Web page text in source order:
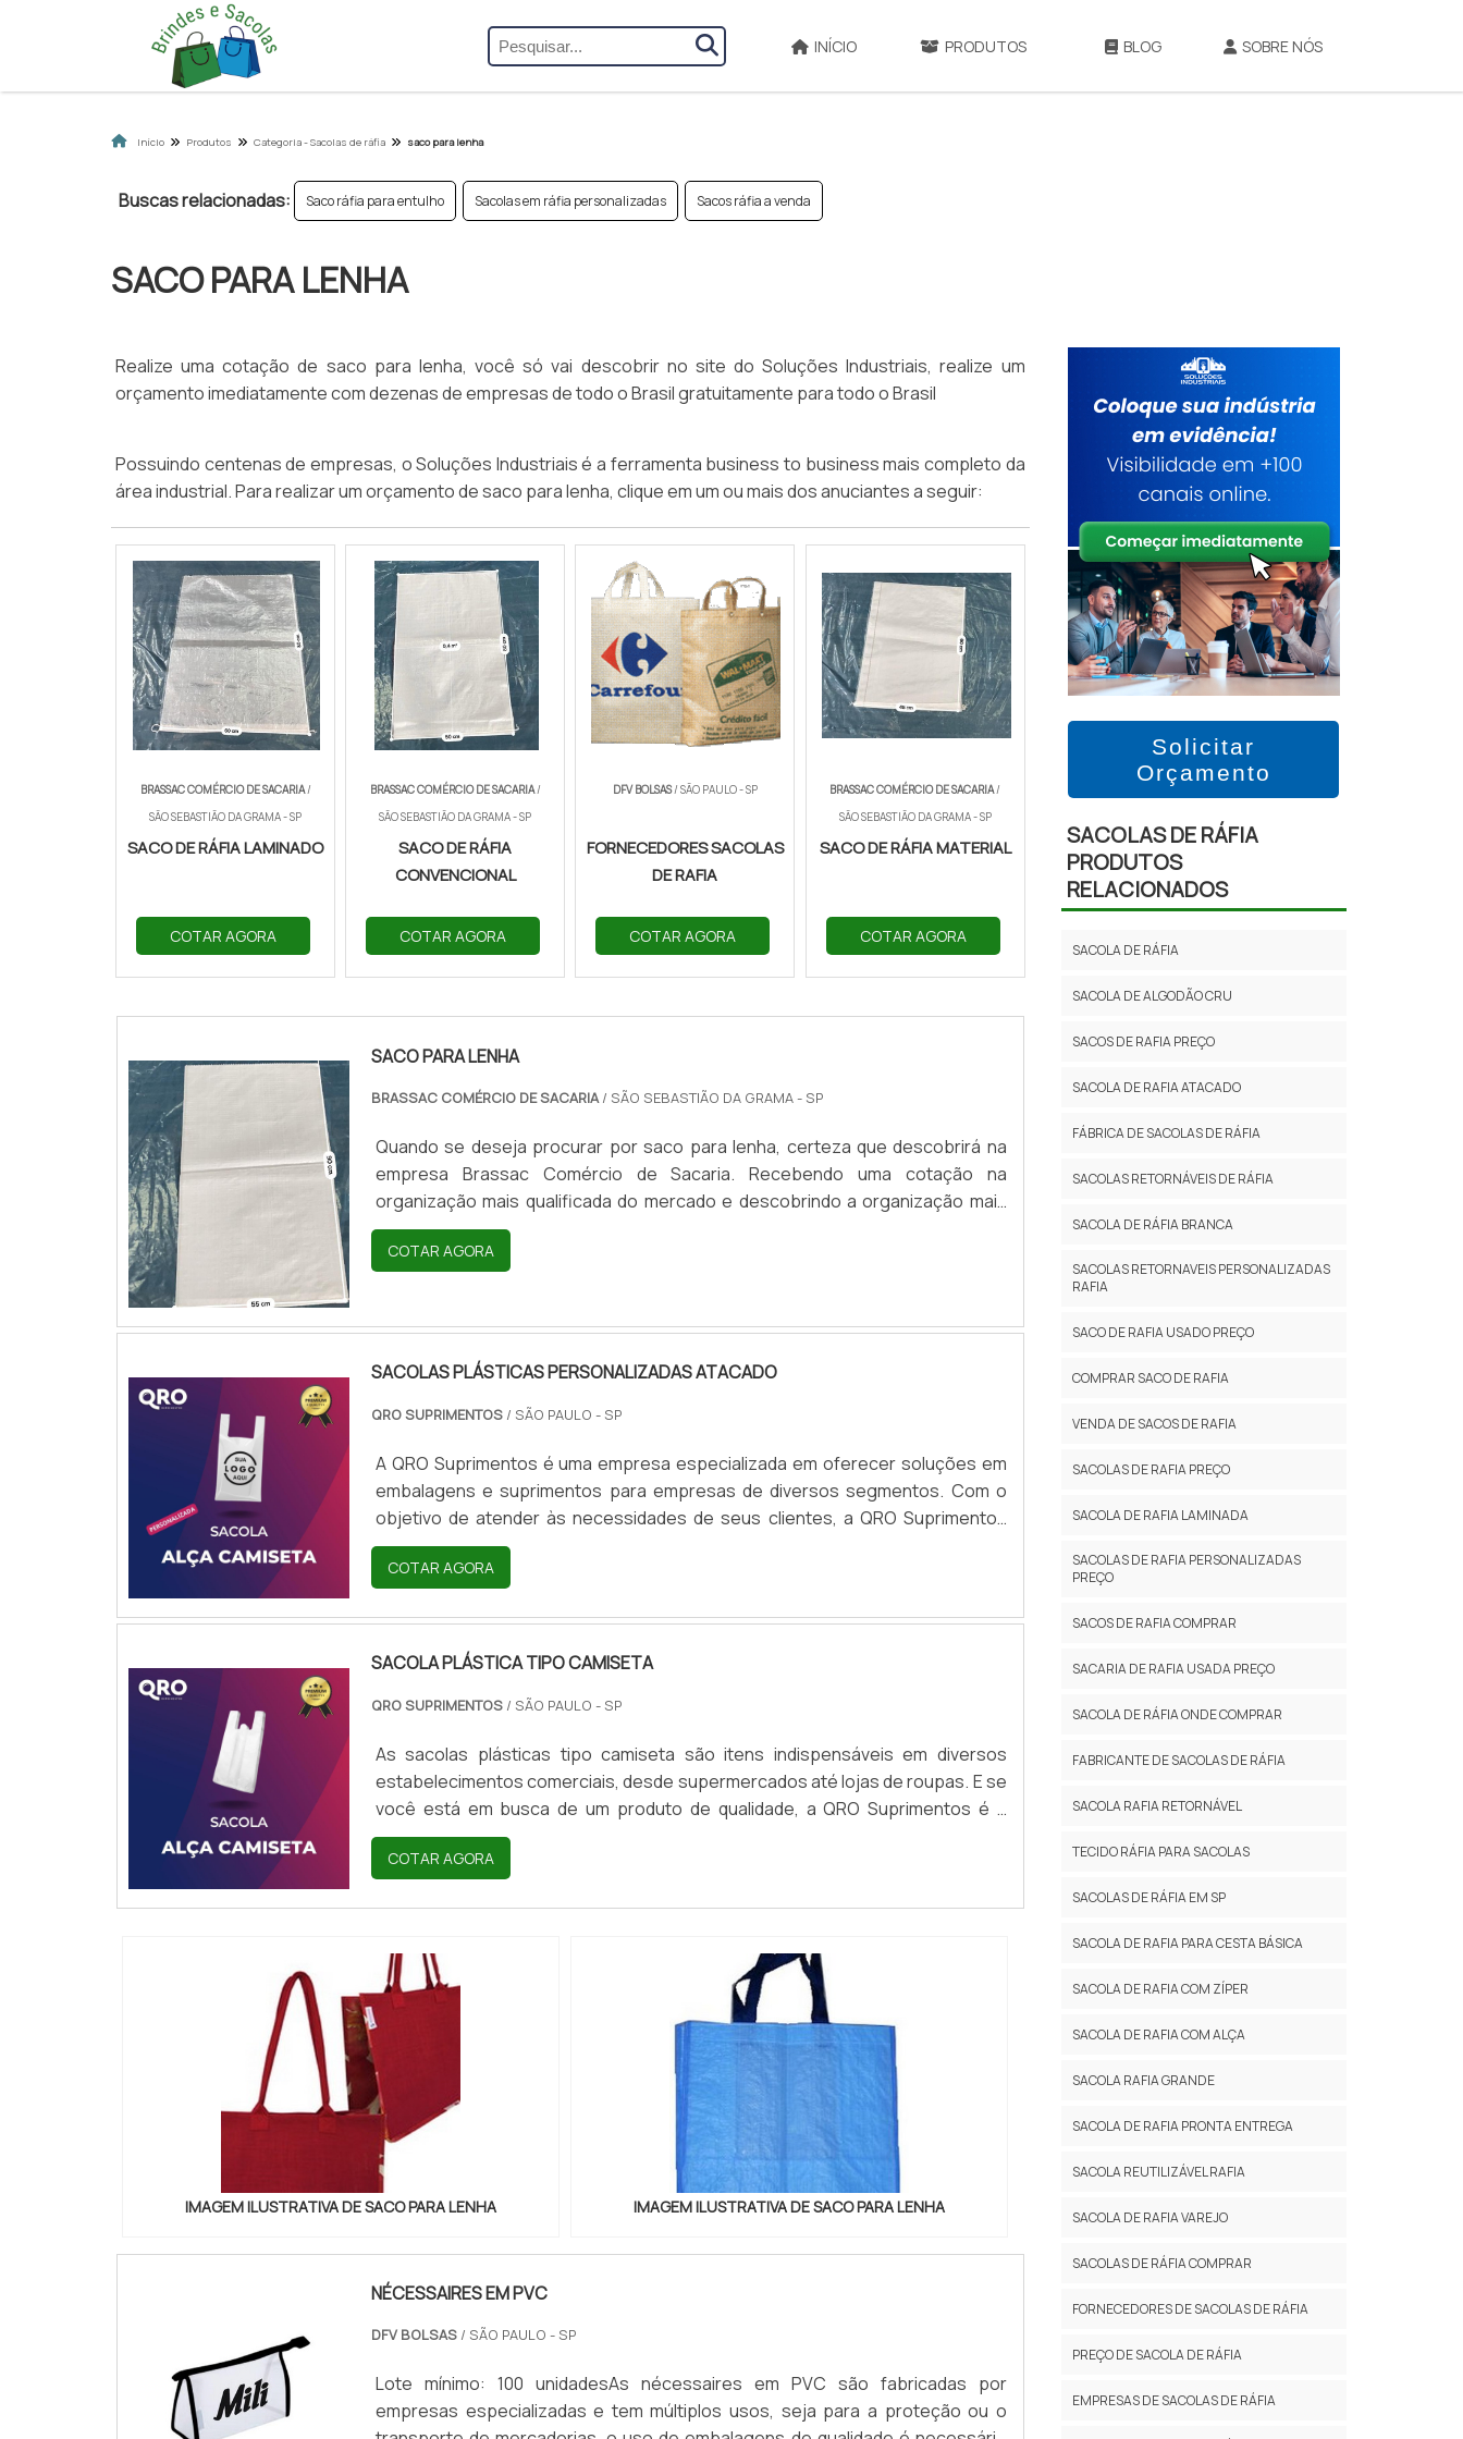
INÍCIO PRODUTOS BLOG SOBRE NÓS
Início Produtos Categoria - Sacolas de ráfia saco para lenha
Buscas relacionadas: Saco ráfia para entulho Sacolas em ráfia personalizadas Sacos ráfia a venda
SACO PARA LENHA
Realize uma cotação de saco para lenha, você só vai descobrir no site do Soluções Industriais, realize um
orçamento imediatamente com dezenas de empresas de todo o Brasil gratuitamente para todo o Brasil
Possuindo centenas de empresas, o Soluções Industriais é a ferramenta business to business mais completo da
área industrial. Para realizar um orçamento de saco para lenha, clique em um ou mais dos anuciantes a seguir:
BRASSAC COMÉRCIO DE SACARIA/
SÃO SEBASTIÃO DA GRAMA - SP
SACO DE RÁFIA LAMINADO
COTAR AGORA
BRASSAC COMÉRCIO DE SACARIA/
SÃO SEBASTIÃO DA GRAMA - SP
SACO DE RÁFIA
CONVENCIONAL
COTAR AGORA
DFV BOLSAS/ SÃO PAULO - SP
FORNECEDORES SACOLAS
DE RAFIA
COTAR AGORA
BRASSAC COMÉRCIO DE SACARIA/
SÃO SEBASTIÃO DA GRAMA - SP
SACO DE RÁFIA MATERIAL
COTAR AGORA
SACO PARA LENHA
BRASSAC COMÉRCIO DE SACARIA/ SÃO SEBASTIÃO DA GRAMA - SP
Quando se deseja procurar por saco para lenha, certeza que descobrirá na
empresa Brassac Comércio de Sacaria. Recebendo uma cotação na
organização mais qualificada do mercado e descobrindo a organização mais
competente do ramo.UM POUCO MAIS SOBRE SACO PARA LENHAQuem
pesquisa na internet por saco para lenha em uma empresa inovadora, vai até o
COTAR AGORA
SACOLAS PLÁSTICAS PERSONALIZADAS ATACADO
QRO SUPRIMENTOS / SÃO PAULO - SP
A QRO Suprimentos é uma empresa especializada em oferecer soluções em
embalagens e suprimentos para empresas de diversos segmentos. Com o
objetivo de atender às necessidades de seus clientes, a QRO Suprimentos
disponibiliza as sacolas plásticas personalizadas atacado, uma opção prática e
econômica para empresas que desejam divulgar sua marca e fidelizar seus
materia...
COTAR AGORA
SACOLA PLÁSTICA TIPO CAMISETA
QRO SUPRIMENTOS / SÃO PAULO - SP
As sacolas plásticas tipo camiseta são itens indispensáveis em diversos
estabelecimentos comerciais, desde supermercados até lojas de roupas. E se
você está em busca de um produto de qualidade, a QRO Suprimentos é a
escolha certa.A sacola plástica tipo camiseta é produzida com matéria-prima
de alta qualidade, garantindo resistência e durabilidade. Além disso, ela possui
COTAR AGORA
IMAGEM ILUSTRATIVA DE SACO PARA LENHA IMAGEM ILUSTRATIVA DE SACO PARA LENHA
NÉCESSAIRES EM PVC
DFV BOLSAS/ SÃO PAULO - SP
Lote mínimo: 100 unidadesAs nécessaires em PVC são fabricadas por
empresas especializadas e tem múltiplos usos, seja para a proteção ou o
Solicitar
Orçamento
SACOLAS DE RÁFIA
PRODUTOS
RELACIONADOS
SACOLA DE RÁFIA
SACOLA DE ALGODÃO CRU
SACOS DE RAFIA PREÇO
SACOLA DE RAFIA ATACADO
FÁBRICA DE SACOLAS DE RÁFIA
SACOLAS RETORNÁVEIS DE RÁFIA
SACOLA DE RÁFIA BRANCA
SACOLAS RETORNAVEIS PERSONALIZADAS
RAFIA
SACO DE RAFIA USADO PREÇO
COMPRAR SACO DE RAFIA
VENDA DE SACOS DE RAFIA
SACOLAS DE RAFIA PREÇO
SACOLA DE RAFIA LAMINADA
SACOLAS DE RAFIA PERSONALIZADAS
PREÇO
SACOS DE RAFIA COMPRAR
SACARIA DE RAFIA USADA PREÇO
SACOLA DE RÁFIA ONDE COMPRAR
FABRICANTE DE SACOLAS DE RÁFIA
SACOLA RAFIA RETORNÁVEL
TECIDO RÁFIA PARA SACOLAS
SACOLAS DE RÁFIA EM SP
SACOLA DE RAFIA PARA CESTA BÁSICA
SACOLA DE RAFIA COM ZÍPER
SACOLA DE RAFIA COM ALÇA
SACOLA RAFIA GRANDE
SACOLA DE RAFIA PRONTA ENTREGA
SACOLA REUTILIZÁVEL RAFIA
SACOLA DE RAFIA VAREJO
SACOLAS DE RÁFIA COMPRAR
FORNECEDORES DE SACOLAS DE RÁFIA
PREÇO DE SACOLA DE RÁFIA
EMPRESAS DE SACOLAS DE RÁFIA